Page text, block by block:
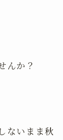
んか？
ないまま秋